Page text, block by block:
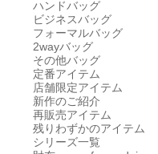
ハンドバッグ
ビジネスバッグ
フォーマルバッグ
2wayバッグ
その他バッグ
定番アイテム
店舗限定アイテム
新作のご紹介
再販売アイテム
残りわずかのアイテム
シリーズ一覧